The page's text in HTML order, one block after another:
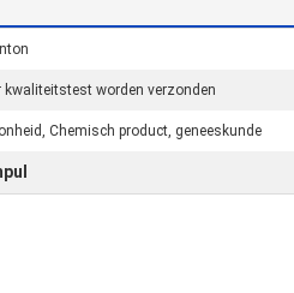
kwaliteitstest worden verzonden
Chemisch product, geneeskunde